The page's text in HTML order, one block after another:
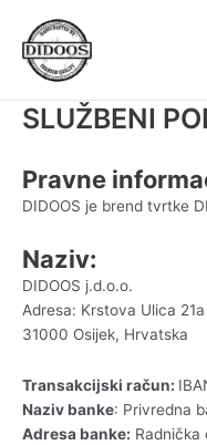
content
SLUŽBENI
Pravne
DIDOOS je brend tvrtke
Naziv:
DIDOOS j.d.o.o.
Adresa: Krstova Ulica 21a
31000 Osijek, Hrvatska
Transakcijski račun:
Naziv banke: Privredna
Adresa banke: